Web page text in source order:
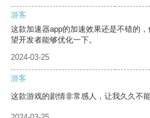
游客
这款加速器app的加速效果还是不错的
望开发者能够优化一下。
2024-03-25
游客
这款游戏的剧情非常感人，让我久久不能